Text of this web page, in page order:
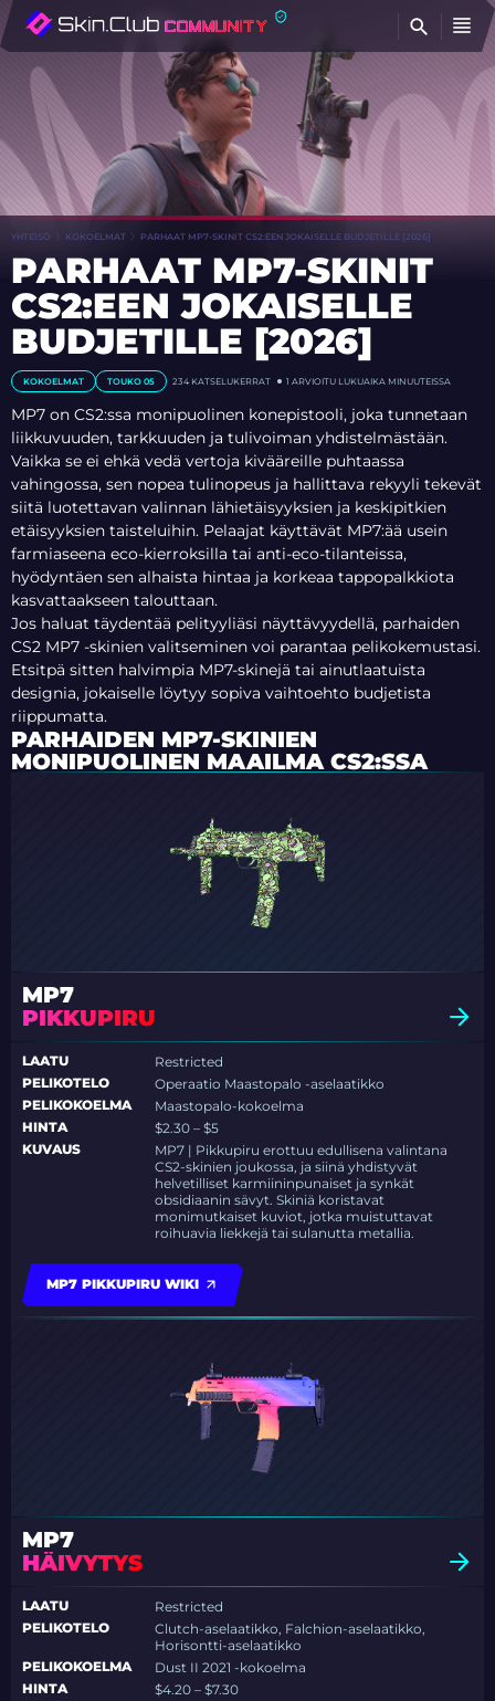
YHTEISÖ KOKOELMAT PARHAAT MP7-SKINIT CS2:EEN JOKAISELLE BUDJETILLE [2026]
PARHAAT MP7-SKINIT
CS2:EEN JOKAISELLE
BUDJETILLE [2026]
KOKOELMAT TOUKO 05 234 KATSELUKERRAT 1 ARVIOITU LUKUAIKA MINUUTEISSA
MP7 on CS2:ssa monipuolinen konepistooli, joka tunnetaan
liikkuvuuden, tarkkuuden ja tulivoiman yhdistelmästään.
Vaikka se ei ehkä vedä vertoja kivääreille puhtaassa
vahingossa, sen nopea tulinopeus ja hallittava rekyyli tekevät
siitä luotettavan valinnan lähietäisyyksien ja keskipitkien
etäisyyksien taisteluihin. Pelaajat käyttävät MP7:ää usein
farmiaseena eco-kierroksilla tai anti-eco-tilanteissa,
hyödyntäen sen alhaista hintaa ja korkeaa tappopalkkiota
kasvattaakseen talouttaan.
Jos haluat täydentää pelityyliäsi näyttävyydellä, parhaiden
CS2 MP7 -skinien valitseminen voi parantaa pelikokemustasi.
Etsitpä sitten halvimpia MP7-skinejä tai ainutlaatuista
designia, jokaiselle löytyy sopiva vaihtoehto budjetista
riippumatta.
PARHAIDEN MP7-SKINIEN
MONIPUOLINEN MAAILMA CS2:SSA
MP7
PIKKUPIRU
LAATU
Restricted
PELIKOTELO
Operaatio Maastopalo -aselaatikko
PELIKOKOELMA
Maastopalo-kokoelma
HINTA
$2.30 – $5
KUVAUS
MP7 | Pikkupiru erottuu edullisena valintana
CS2-skinien joukossa, ja siinä yhdistyvät
helvetilliset karmiininpunaiset ja synkät
obsidiaanin sävyt. Skiniä koristavat
monimutkaiset kuviot, jotka muistuttavat
roihuavia liekkejä tai sulanutta metallia.
MP7 PIKKUPIRU WIKI
MP7
HÄIVYTYS
LAATU
Restricted
PELIKOTELO
Clutch-aselaatikko, Falchion-aselaatikko,
Horisontti-aselaatikko
PELIKOKOELMA
Dust II 2021 -kokoelma
HINTA
$4.20 – $7.30